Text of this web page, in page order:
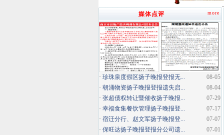
more
媒体点评
08-05
· 珍珠泉度假区扬子晚报登报无...
08-04
· 朝涌物资扬子晚报登报遗失启...
07-29
· 张超债权转让暨催收扬子晚报...
07-17
· 幸福食集餐饮管理扬子晚报登...
07-07
· 宿迁分行、赵文军扬子晚报登...
07-01
· 保旺达扬子晚报登报分公司遗...